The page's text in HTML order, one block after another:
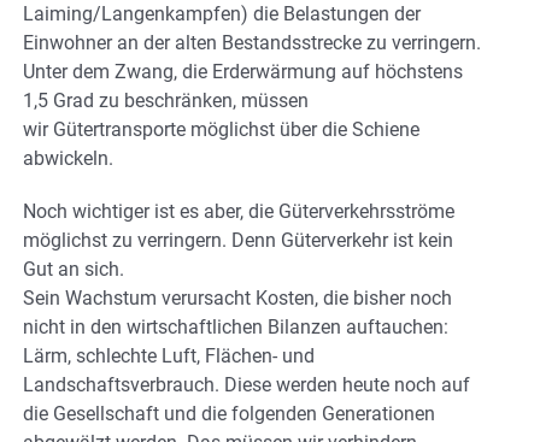
Laiming/Langenkampfen) die Belastungen der
Einwohner an der alten Bestandsstrecke zu verringern.
Unter dem Zwang, die Erderwärmung auf höchstens
1,5 Grad zu beschränken, müssen
wir Gütertransporte möglichst über die Schiene
abwickeln.
Noch wichtiger ist es aber, die Güterverkehrsströme
möglichst zu verringern. Denn Güterverkehr ist kein
Gut an sich.
Sein Wachstum verursacht Kosten, die bisher noch
nicht in den wirtschaftlichen Bilanzen auftauchen:
Lärm, schlechte Luft, Flächen- und
Landschaftsverbrauch. Diese werden heute noch auf
die Gesellschaft und die folgenden Generationen